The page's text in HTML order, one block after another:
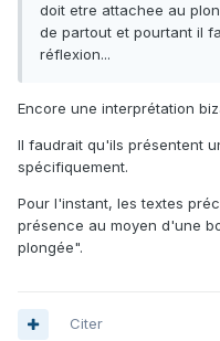
doit etre attachee au
de partout et pourtant il
réflexion...
Encore une interprétation
Il faudrait qu'ils présentent
spécifiquement.
Pour l'instant, les textes
présence au moyen d'une
plongée".
Citer